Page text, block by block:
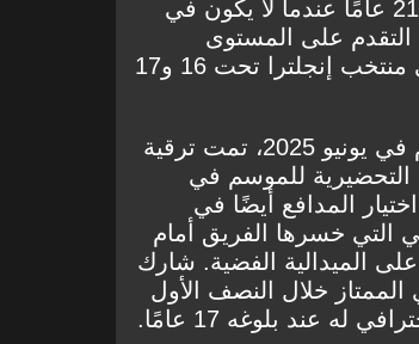
العام الماضي، ويقوم الآن بتمثيل فريق تحت 21 عامًا عندما لا يكون في
التقدم على المستوى
الوطني أيضًا، حيث أصبح بايفيلد الآن لاعبًا في منتخب إنجلترا تحت 16 و17
بعد تعيين توماس فرانك مدربًا رئيسيًا لتوتنهام في يونيو 2025، تمت ترقية
التحضيرية للموسم في
المدافع أيضًا في
التي خسرها الفريق أمام
الميدالية الفضية. شارك
الممتاز خلال النصف الأول